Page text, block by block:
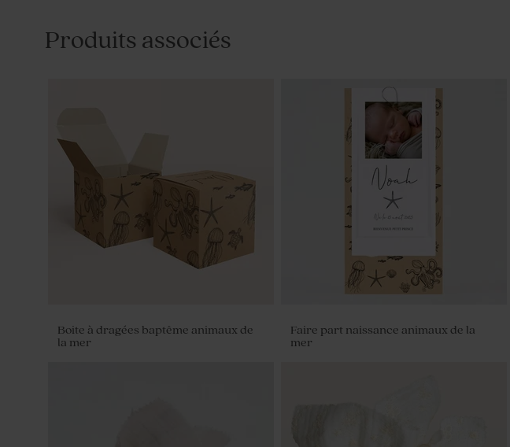
Produits associés
Boite à dragées baptême animaux de
la mer
Faire part naissance animaux de la
mer